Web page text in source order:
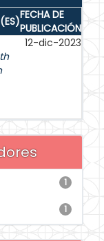
FECHA DE
PUBLICACIÓN
12-dic-2023
1
1